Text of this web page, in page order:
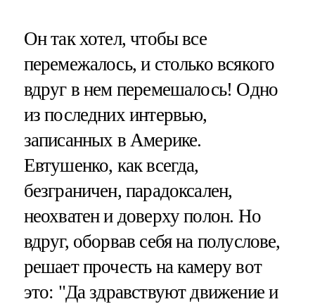
Он так хотел, чтобы все
перемежалось, и столько всякого
вдруг в нем перемешалось! Одно
из последних интервью,
записанных в Америке.
Евтушенко, как всегда,
безграничен, парадоксален,
неохватен и доверху полон. Но
вдруг, оборвав себя на полуслове,
решает прочесть на камеру вот
это: "Да здравствуют движение и